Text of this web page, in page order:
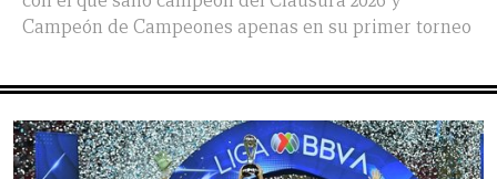
Campeón de Campeones apenas en su primer torneo